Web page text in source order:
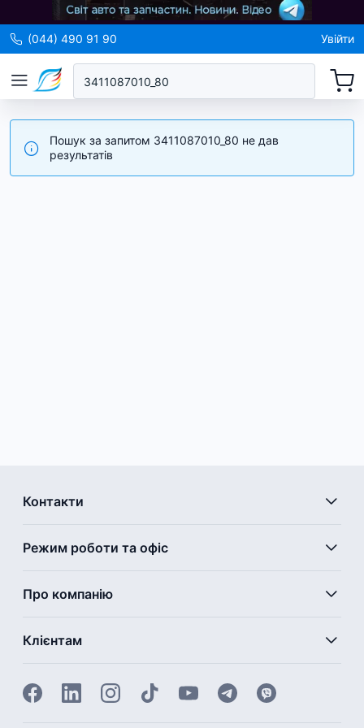
(044) 490 91 90 Увійти
Пошук за запитом 3411087010_80 не дав
результатів
Контакти
Режим роботи та офіс
Про компанію
Клієнтам